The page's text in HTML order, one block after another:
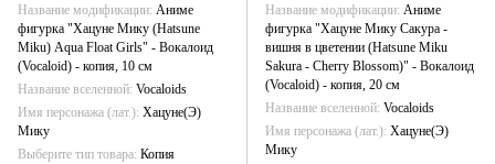
Название модификации Аниме
фигурка "Хацуне Мику (Hatsune
Miku) Aqua Float Girls" - Вокалоид
(Vocaloid) - копия, 10 см
Название вселенной Vocaloids
Имя персонажа (лат.) Хацуне(Э)
Мику
Выберите тип товара Копия
Название модификации Аниме
фигурка "Хацуне Мику Сакура -
вишня в цветении (Hatsune Miku
Sakura - Cherry Blossom)" - Вокалоид
(Vocaloid) - копия, 20 см
Название вселенной Vocaloids
Имя персонажа (лат.) Хацуне(Э)
Мику